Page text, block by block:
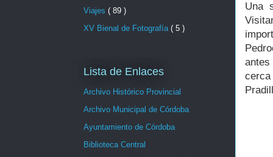
Una
Viajes ( 89 )
XV Bienal de Fotografía ( 5 )
Lista de Enlaces
Archivo Histórico Provincial
Archivo Municipal de Córdoba
Ayuntamiento de Córdoba
Biblioteca Central